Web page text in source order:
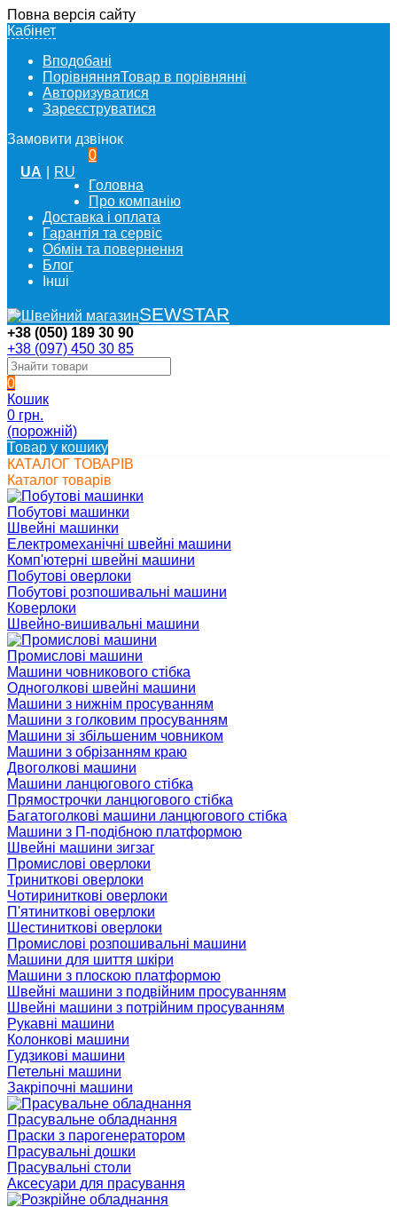
Повна версія сайту
Кабінет
Вподобані
ПорівнянняТовар в порівнянні
Авторизуватися
Зареєструватися
Замовити дзвінок
UA RU
0
Головна
Про компанію
Доставка і оплата
Гарантія та сервіс
Обмін та повернення
Блог
Інші
SEWSTAR
+38 (050) 189 30 90
+38 (097) 450 30 85
0
Кошик
0 грн.
(порожній)
Товар у кошику
КАТАЛОГ ТОВАРІВ
Каталог товарів
Побутові машинки
Швейні машинки
Електромеханічні швейні машини
Комп'ютерні швейні машини
Побутові оверлоки
Побутові розпошивальні машини
Коверлоки
Швейно-вишивальні машини
Промислові машини
Машини човникового стібка
Одноголкові швейні машини
Машини з нижнім просуванням
Машини з голковим просуванням
Машини зі збільшеним човником
Машини з обрізанням краю
Двоголкові машини
Машини ланцюгового стібка
Прямострочки ланцюгового стібка
Багатоголкові машини ланцюгового стібка
Машини з П-подібною платформою
Швейні машини зигзаг
Промислові оверлоки
Триниткові оверлоки
Чотириниткові оверлоки
П'ятиниткові оверлоки
Шестиниткові оверлоки
Промислові розпошивальні машини
Машини для шиття шкіри
Машини з плоскою платформою
Швейні машини з подвійним просуванням
Швейні машини з потрійним просуванням
Рукавні машини
Колонкові машини
Гудзикові машини
Петельні машини
Закріпочні машини
Прасувальне обладнання
Праски з парогенератором
Прасувальні дошки
Прасувальні столи
Аксесуари для прасування